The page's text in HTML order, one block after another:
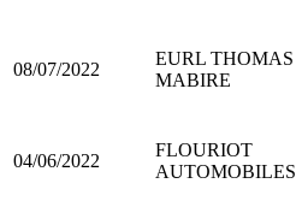
08/07/2022
EURL THOMAS
MABIRE
04/06/2022
FLOURIOT
AUTOMOBILES